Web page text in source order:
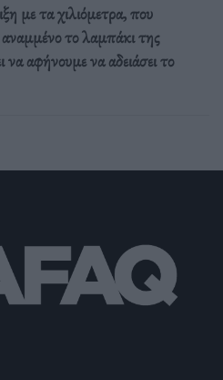
με τα χιλιόμετρα, που
το λαμπάκι της
να αφήνουμε να αδειάσει το